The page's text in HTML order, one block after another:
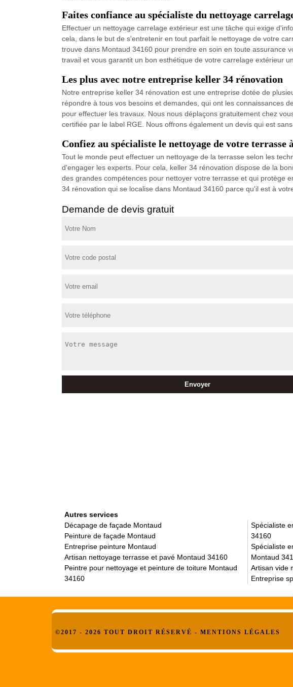
Faites confiance au spécialiste du nettoyage
Effectuer un nettoyage carrelage extérieur est une tâche qui exige
cela, dans le but de s'entretenir en tout parfait le nettoyage de votre
trouve dans Montaud 34160 pour prendre en soin en toute assurance
travail et vous garantit un bon esthétique de votre carrelage extérieur
Les plus avec notre entreprise keller 34 rénovation
Notre entreprise keller 34 rénovation est une entreprise dotée de
répondre à tous vos besoins et demandes, qui ont les connaissances
pour effectuer les travaux. Nous nous déplaçons gratuitement chez
certifiée par le label RGE. Nous offrons également un devis qui est
Confiez au spécialiste le nettoyage de votre terrasse
Tout le monde peut effectuer un nettoyage de la terrasse selon les
d'engager les experts. Pour cela, keller 34 rénovation dispose de la
des grandes compétences pour nettoyer votre terrasse et qui protège
34 rénovation qui se localise dans Montaud 34160 parce qu'il est à
Demande de devis gratuit
Autres services
Décapage de façade Montaud
Peinture de façade Montaud
Entreprise peinture Montaud
Artisan nettoyage terrasse et pavé Montaud 34160
Peintre pour nettoyage et peinture de toiture Montaud
34160
Spécialiste
34160
Spécialiste
Montaud
Artisan vide
Entreprise
©2017 - 2026 TOUT DROIT RÉSERVÉ - MENTIONS LÉGALES